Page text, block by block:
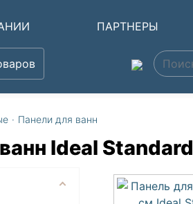
ПАРТНЕРЫ
· Панели для ванн
Ideal Standard